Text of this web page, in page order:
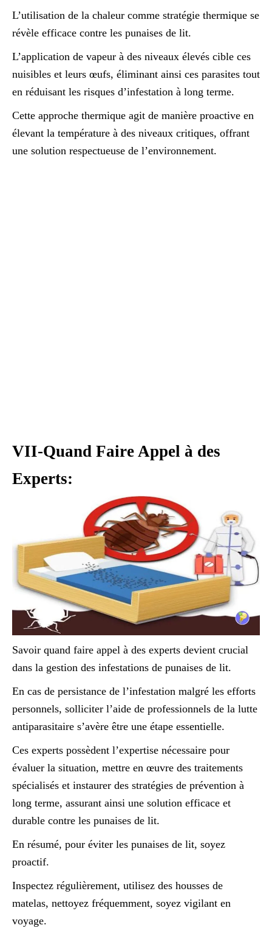
L’utilisation de la chaleur comme stratégie thermique se
révèle efficace contre les punaises de lit.
L’application de vapeur à des niveaux élevés cible ces
nuisibles et leurs œufs, éliminant ainsi ces parasites tout
en réduisant les risques d’infestation à long terme.
Cette approche thermique agit de manière proactive en
élevant la température à des niveaux critiques, offrant
une solution respectueuse de l’environnement.
VII-Quand Faire Appel à des
Experts:
Savoir quand faire appel à des experts devient crucial
dans la gestion des infestations de punaises de lit.
En cas de persistance de l’infestation malgré les efforts
personnels, solliciter l’aide de professionnels de la lutte
antiparasitaire s’avère être une étape essentielle.
Ces experts possèdent l’expertise nécessaire pour
évaluer la situation, mettre en œuvre des traitements
spécialisés et instaurer des stratégies de prévention à
long terme, assurant ainsi une solution efficace et
durable contre les punaises de lit.
En résumé, pour éviter les punaises de lit, soyez
proactif.
Inspectez régulièrement, utilisez des housses de
matelas, nettoyez fréquemment, soyez vigilant en
voyage.